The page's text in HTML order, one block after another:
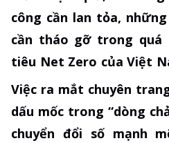
công cần lan tỏa,
cần tháo gỡ trong
tiêu Net Zero của Việt
Việc ra mắt chuyên
dấu mốc trong “dòng
chuyển đổi số mạnh